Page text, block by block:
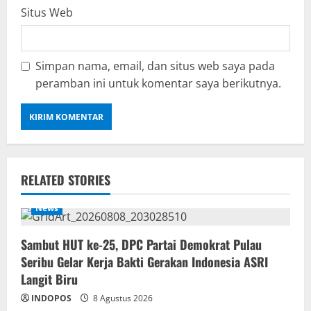
Situs Web
Simpan nama, email, dan situs web saya pada
peramban ini untuk komentar saya berikutnya.
RELATED STORIES
News
‎Sambut HUT ke-25, DPC Partai Demokrat Pulau
Seribu Gelar Kerja Bakti Gerakan Indonesia ASRI
Langit Biru
INDOPOS 8 Agustus 2026